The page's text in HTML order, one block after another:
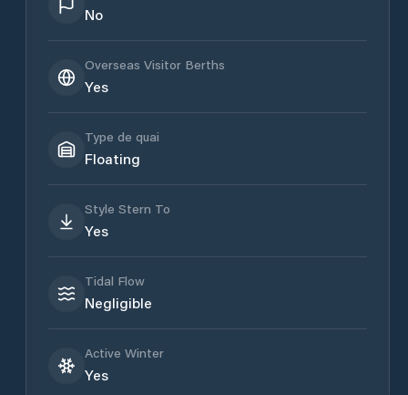
No
Overseas Visitor Berths
Yes
Type de quai
Floating
Style Stern To
Yes
Tidal Flow
Negligible
Active Winter
Yes